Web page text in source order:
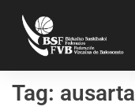
Tag: ausarta